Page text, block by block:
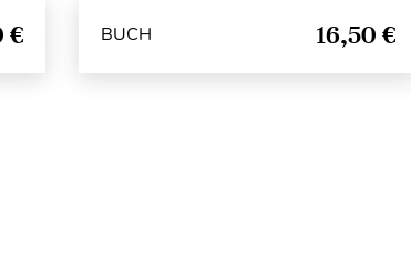
€ BUCH 16,50 €